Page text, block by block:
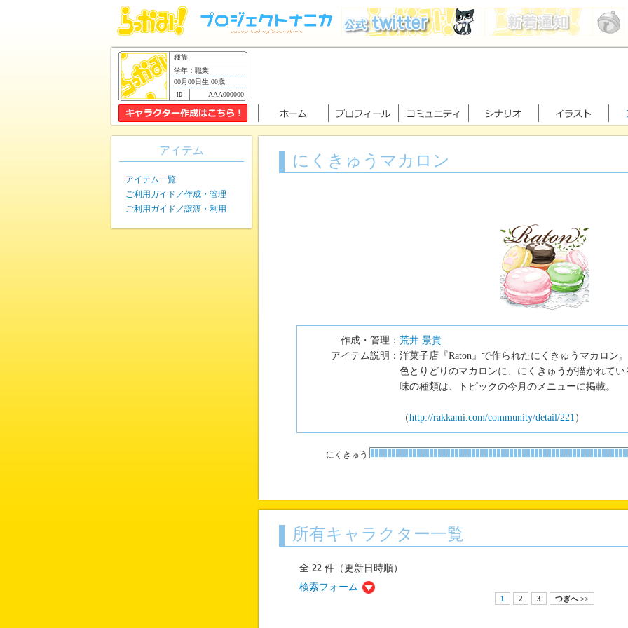
種族
学年：職業
00月00日生 00歳
AAA000000
にくきゅうマカロン
作成・管理： 荒井 景貴
アイテム説明： 洋菓子店『Raton』で作られたにくきゅうマカロン。
色とりどりのマカロンに、にくきゅうが描かれてい
味の種類は、トピックの今月のメニューに掲載。
（http://rakkami.com/community/detail/221 ）
にくきゅう
所有キャラクター一覧
全 22 件（更新日時順）
検索フォーム
1 2 3 つぎへ >>
アイテム
アイテム一覧
ご利用ガイド／作成・管理
ご利用ガイド／譲渡・利用